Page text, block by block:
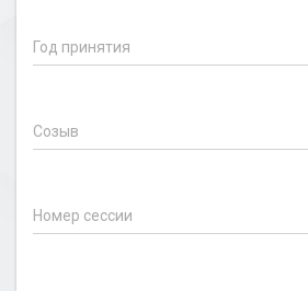
Год принятия
Созыв
Номер сессии